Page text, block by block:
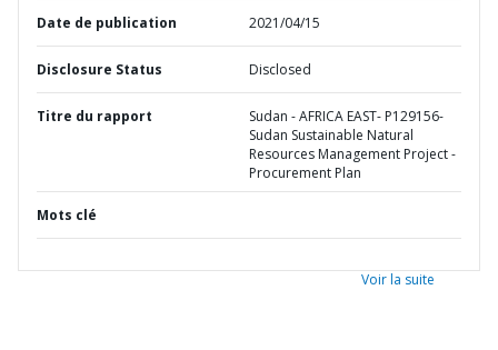
Date de publication 2021/04/15
Disclosure Status Disclosed
Titre du rapport
Sudan - AFRICA EAST- P129156-
Sudan Sustainable Natural
Resources Management Project -
Procurement Plan
Mots clé
Voir la suite